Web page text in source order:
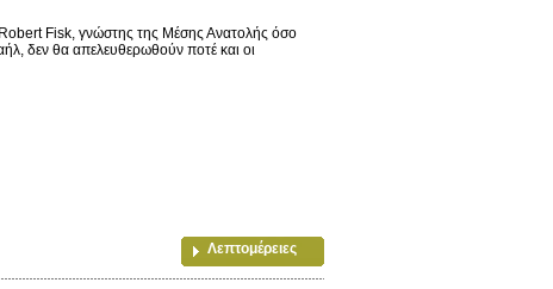
Fisk, γνώστης της Μέσης Ανατολής όσο
δεν θα απελευθερωθούν ποτέ και οι
Λεπτομέρειες